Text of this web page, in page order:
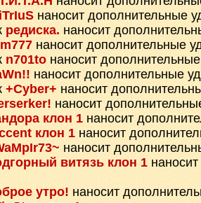
наносит дополнительные
редиска. наносит
наносит дополнительные
n701to наносит
наносит дополнительные
+Cyber+ наносит
наносит
клон 1 наносит
клон 1 наносит
наносит
витязь клон 1
утро! наносит